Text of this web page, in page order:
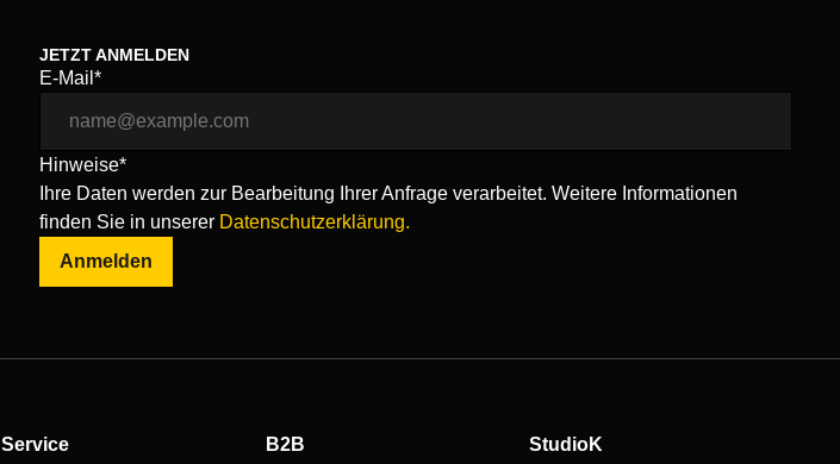
JETZT ANMELDEN
E-Mail*
Hinweise*
Ihre Daten werden zur Bearbeitung Ihrer Anfrage verarbeitet. Weitere Informationen
finden Sie in unserer Datenschutzerklärung.
Anmelden
Service B2B StudioK